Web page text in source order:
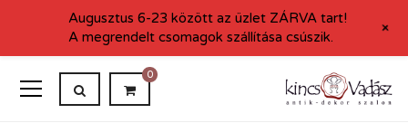
0
Augusztus 6-23 között az üzlet ZÁRVA tart!
A megrendelt csomagok szállítása csúszik.
+